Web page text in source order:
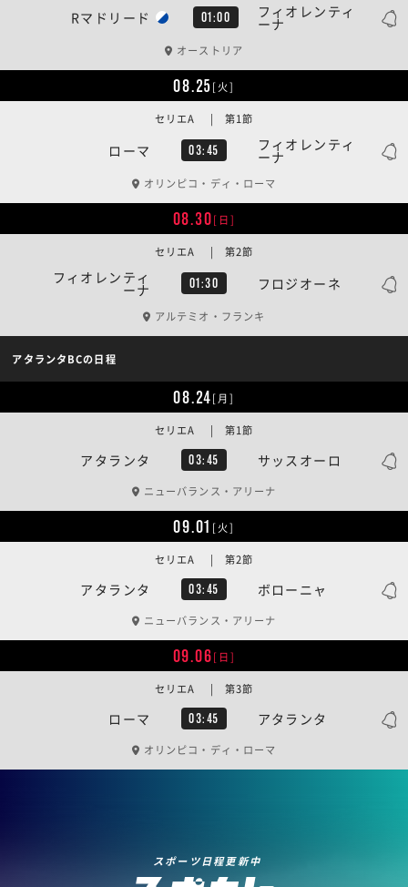
Rマドリード 01:00 フィオレンティ
ーナ
オーストリア
08.25[火]
ローマ 03:45 フィオレンティ
ーナ
セリエA | 第1節
オリンピコ・ディ・ローマ
08.30[日]
フィオレンティ
ーナ 01:30 フロジオーネ
セリエA | 第2節
アルテミオ・フランキ
アタランタBCの日程
08.24[月]
アタランタ 03:45 サッスオーロ
セリエA | 第1節
ニューバランス・アリーナ
09.01 [火]
アタランタ 03:45 ボローニャ
セリエA | 第2節
ニューバランス・アリーナ
09.06[日]
ローマ 03:45 アタランタ
セリエA | 第3節
オリンピコ・ディ・ローマ
スポーツ日程更新中